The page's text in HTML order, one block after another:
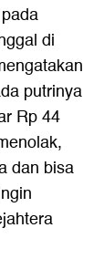
di
putrinya
Rp 44
dan bisa